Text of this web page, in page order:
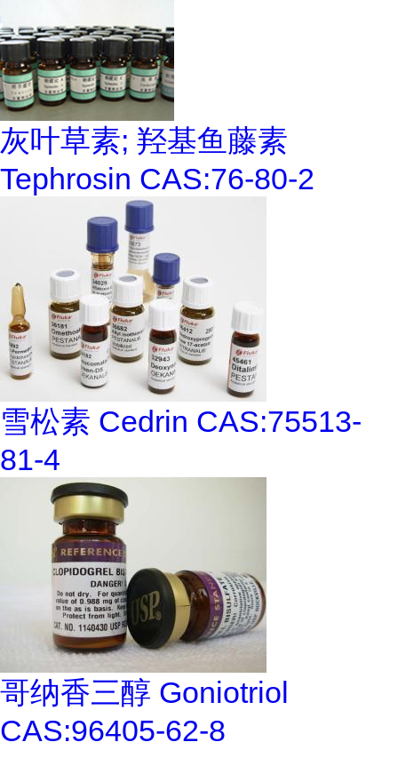
灰叶草素; 羟基鱼藤素
Tephrosin CAS:76-80-2
雪松素 Cedrin CAS:75513-
81-4
哥纳香三醇 Goniotriol
CAS:96405-62-8